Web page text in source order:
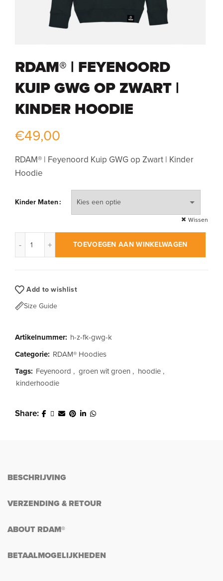
RDAM® | FEYENOORD
KUIP GWG OP ZWART |
KINDER HOODIE
€49,00
RDAM® | Feyenoord Kuip GWG op Zwart | Kinder
Hoodie
Kinder Maten
Wissen
TOEVOEGEN AAN WINKELWAGEN
Add to wishlist
Size Guide
Artikelnummer: h-z-fk-gwg-k
Categorie: RDAM® Hoodies
Tags: Feyenoord , groen wit groen , hoodie ,
kinderhoodie
Share
BESCHRIJVING
VERZENDING & RETOUR
ABOUT RDAM®
BETAALMOGELIJKHEDEN